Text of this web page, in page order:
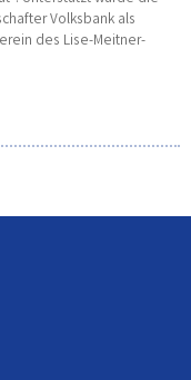
Volksbank als
des Lise-Meitner-